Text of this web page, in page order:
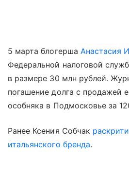
5 марта блогерша Анастасия
Федеральной налоговой
в размере 30 млн рублей.
погашение долга с продажей
особняка в Подмосковье за
Ранее Ксения Собчак
итальянского бренда.